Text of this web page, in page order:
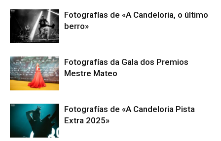
Fotografías de «A Candeloria, o último
berro»
Fotografías da Gala dos Premios
Mestre Mateo
Fotografías de «A Candeloria Pista
Extra 2025»